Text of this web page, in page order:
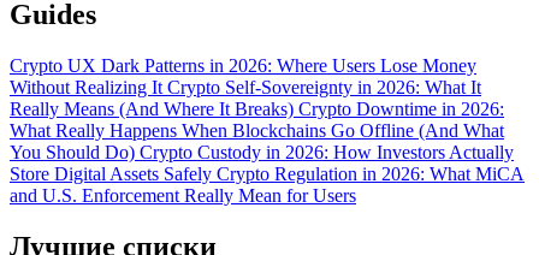
Guides
Crypto UX Dark Patterns in 2026: Where Users Lose Money
Without Realizing It Crypto Self-Sovereignty in 2026: What It
Really Means (And Where It Breaks) Crypto Downtime in 2026:
What Really Happens When Blockchains Go Offline (And What
You Should Do) Crypto Custody in 2026: How Investors Actually
Store Digital Assets Safely Crypto Regulation in 2026: What MiCA
and U.S. Enforcement Really Mean for Users
Лучшие списки